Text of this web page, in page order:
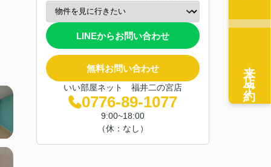
LINEからお問い合わせ
無料お問い合わせ
いい部屋ネット 福井二の宮店
0776-89-1077
9:00~18:00
（休：なし）
来店予約